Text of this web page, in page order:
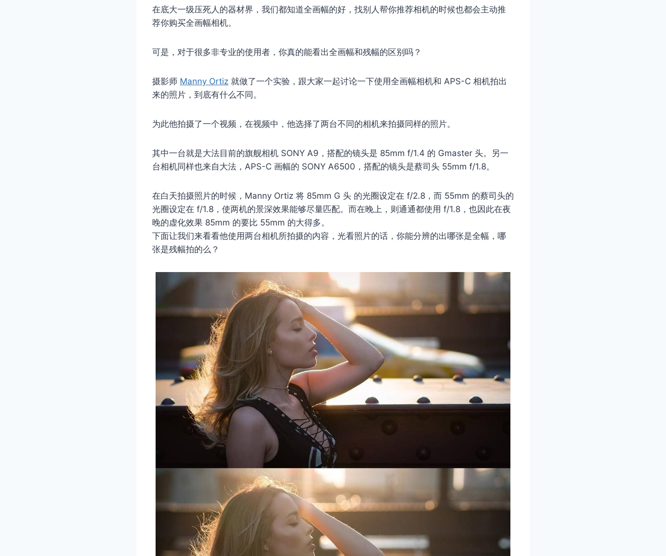
在底大一级压死人的器材界，我们都知道全画幅的好，找别人帮你推荐相机的时候也都会主动推
荐你购买全画幅相机。
可是，对于很多非专业的使用者，你真的能看出全画幅和残幅的区别吗？
摄影师 Manny Ortiz 就做了一个实验，跟大家一起讨论一下使用全画幅相机和 APS-C 相机拍出
来的照片，到底有什么不同。
为此他拍摄了一个视频，在视频中，他选择了两台不同的相机来拍摄同样的照片。
其中一台就是大法目前的旗舰相机 SONY A9，搭配的镜头是 85mm f/1.4 的 Gmaster 头。另一
台相机同样也来自大法，APS-C 画幅的 SONY A6500，搭配的镜头是蔡司头 55mm f/1.8。
在白天拍摄照片的时候，Manny Ortiz 将 85mm G 头 的光圈设定在 f/2.8，而 55mm 的蔡司头的
光圈设定在 f/1.8，使两机的景深效果能够尽量匹配。而在晚上，则通通都使用 f/1.8，也因此在夜
晚的虚化效果 85mm 的要比 55mm 的大得多。
下面让我们来看看他使用两台相机所拍摄的内容，光看照片的话，你能分辨的出哪张是全幅，哪
张是残幅拍的么？